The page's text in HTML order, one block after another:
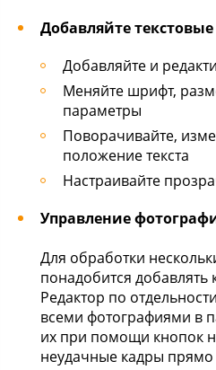
Добавляйте
Добавляйте и
Меняйте шрифт,
параметры
Поворачивайте,
положение текста
Настраивайте
Управление
Для обработки
понадобится добавлять
Редактор по
всеми фотографиями в
их при помощи кнопок
неудачные кадры